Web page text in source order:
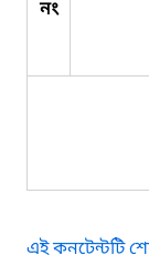
নং
এই কনটেন্টটি